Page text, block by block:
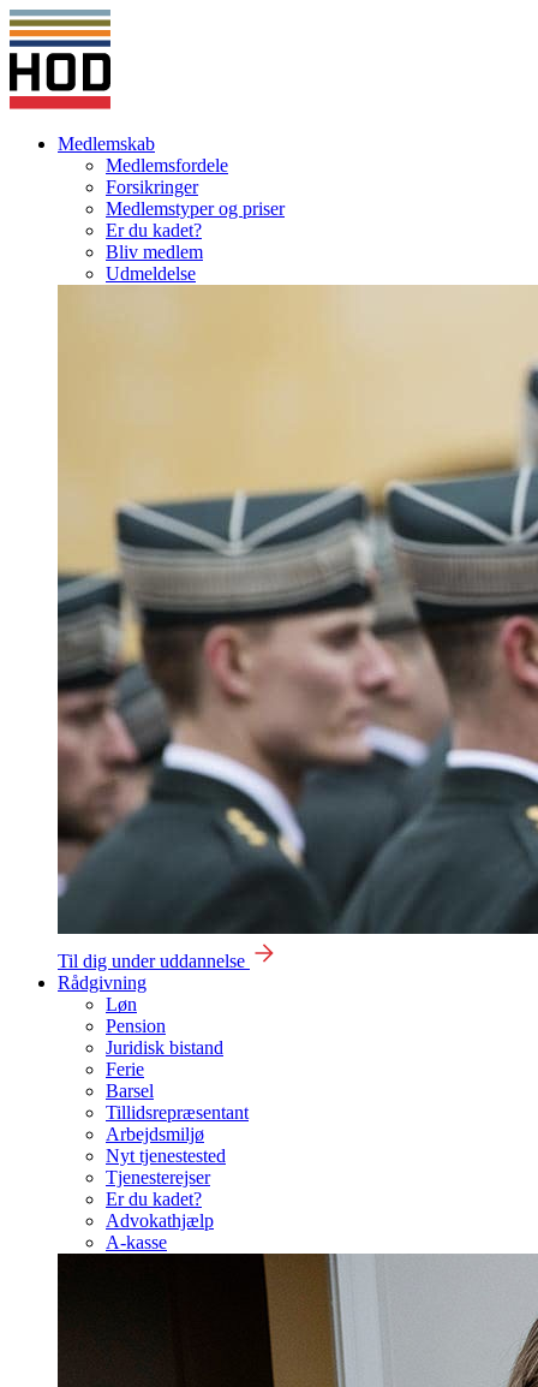
Medlemskab
Medlemsfordele
Forsikringer
Medlemstyper og priser
Er du kadet?
Bliv medlem
Udmeldelse
Til dig under uddannelse
Rådgivning
Løn
Pension
Juridisk bistand
Ferie
Barsel
Tillidsrepræsentant
Arbejdsmiljø
Nyt tjenestested
Tjenesterejser
Er du kadet?
Advokathjælp
A-kasse